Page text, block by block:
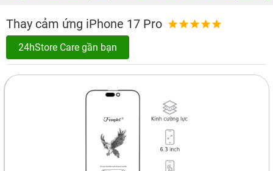
Thay cảm ứng iPhone 17 Pro
24hStore Care gần bạn